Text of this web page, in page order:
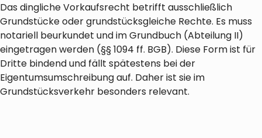
Das dingliche Vorkaufsrecht betrifft ausschließlich
Grundstücke oder grundstücksgleiche Rechte. Es muss
notariell beurkundet und im Grundbuch (Abteilung II)
eingetragen werden (§§ 1094 ff. BGB). Diese Form ist für
Dritte bindend und fällt spätestens bei der
Eigentumsumschreibung auf. Daher ist sie im
Grundstücksverkehr besonders relevant.